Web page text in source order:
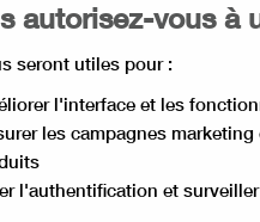
de fruit >Purée de mandarine
autorisez-vous à
seront utiles pour :
l'interface et les
les campagnes
l'authentification et